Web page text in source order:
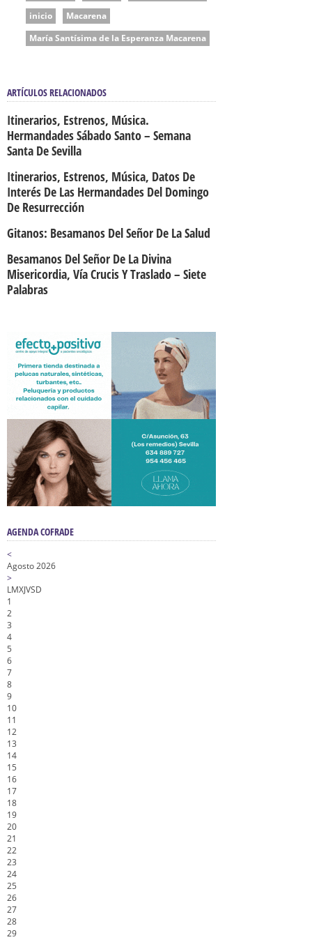
inicio
Macarena
María Santísima de la Esperanza Macarena
ARTÍCULOS RELACIONADOS
Itinerarios, Estrenos, Música.
Hermandades Sábado Santo – Semana
Santa De Sevilla
Itinerarios, Estrenos, Música, Datos De
Interés De Las Hermandades Del Domingo
De Resurrección
Gitanos: Besamanos Del Señor De La Salud
Besamanos Del Señor De La Divina
Misericordia, Vía Crucis Y Traslado – Siete
Palabras
AGENDA COFRADE
<
Agosto 2026
>
LMXJVSD
1
2
3
4
5
6
7
8
9
10
11
12
13
14
15
16
17
18
19
20
21
22
23
24
25
26
27
28
29